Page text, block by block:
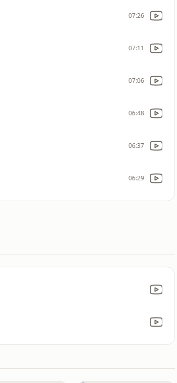
07:26
07:11
07:06
06:48
06:37
06:29